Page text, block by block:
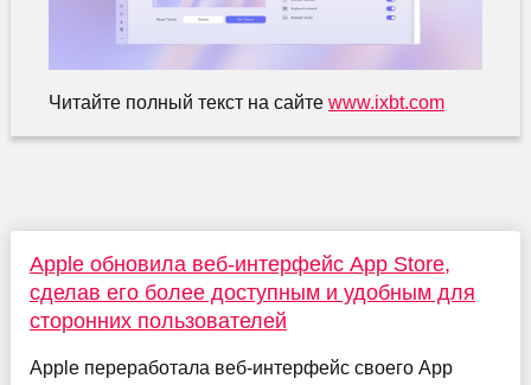
Читайте полный текст на сайте www.ixbt.com
Apple обновила веб-интерфейс App Store,
сделав его более доступным и удобным для
сторонних пользователей
Apple переработала веб-интерфейс своего App